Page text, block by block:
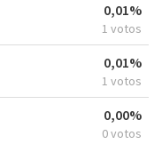
0,01%
1 votos
0,01%
1 votos
0,00%
0 votos